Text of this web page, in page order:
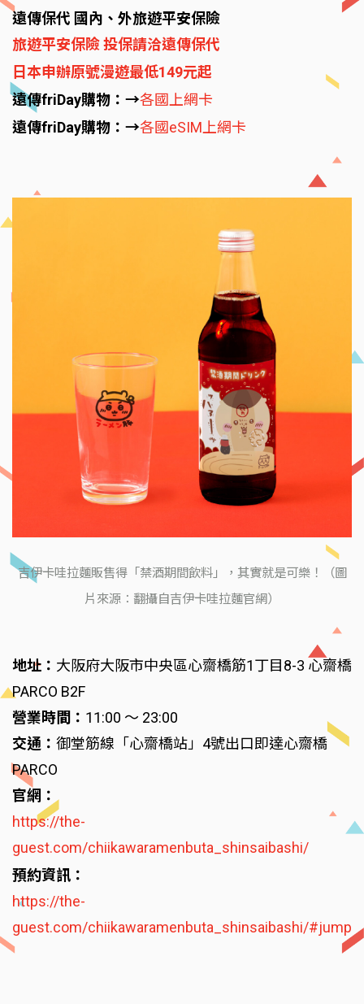
遠傳保代 國內、外旅遊平安保險
旅遊平安保險 投保請洽遠傳保代
日本申辦原號漫遊最低149元起
遠傳friDay購物：→各國上網卡
遠傳friDay購物：→各國eSIM上網卡
吉伊卡哇拉麵販售得「禁酒期間飲料」，其實就是可樂！（圖
片來源：翻攝自吉伊卡哇拉麵官網）
地址： 大阪府大阪市中央區心齋橋筋1丁目8-3 心齋橋
PARCO B2F
營業時間： 11:00 ～ 23:00
交通： 御堂筋線「心齋橋站」4號出口即達心齋橋
PARCO
官網：
https://the-
guest.com/chiikawaramenbuta_shinsaibashi/
預約資訊：
https://the-
guest.com/chiikawaramenbuta_shinsaibashi/#jump